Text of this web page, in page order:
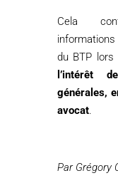
Cela
du BTP
l’intérêt
générales,
avocat.
Par Grégory